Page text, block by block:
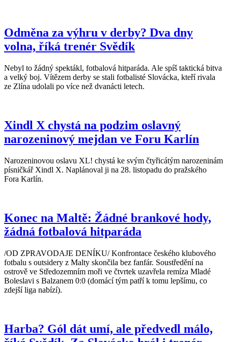
Odměna za výhru v derby? Dva dny
volna, říká trenér Svědík
Nebyl to žádný spektákl, fotbalová hitparáda. Ale spíš taktická bitva
a velký boj. Vítězem derby se stali fotbalisté Slovácka, kteří rivala
ze Zlína udolali po více než dvanácti letech.
Xindl X chystá na podzim oslavný
narozeninový mejdan ve Foru Karlín
Narozeninovou oslavu XL! chystá ke svým čtyřicátým narozeninám
písničkář Xindl X. Naplánoval ji na 28. listopadu do pražského
Fora Karlín.
Konec na Maltě: Žádné brankové hody,
žádná fotbalová hitparáda
/OD ZPRAVODAJE DENÍKU/ Konfrontace českého klubového
fotbalu s outsidery z Malty skončila bez fanfár. Soustředění na
ostrově ve Středozemním moři ve čtvrtek uzavřela remíza Mladé
Boleslavi s Balzanem 0:0 (domácí tým patří k tomu lepšímu, co
zdejší liga nabízí).
Harba? Gól dát umí, ale předvedl málo,